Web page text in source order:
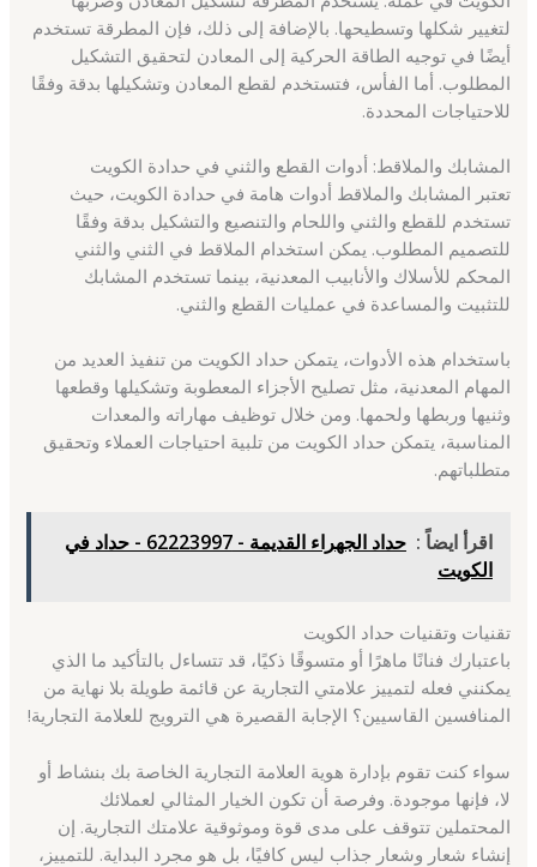
لتغيير شكلها وتسطيحها. بالإضافة إلى ذلك، فإن المطرقة تستخدم
أيضًا في توجيه الطاقة الحركية إلى المعادن لتحقيق التشكيل
المطلوب. أما الفأس، فتستخدم لقطع المعادن وتشكيلها بدقة وفقًا
للاحتياجات المحددة.
المشابك والملاقط: أدوات القطع والثني في حدادة الكويت
تعتبر المشابك والملاقط أدوات هامة في حدادة الكويت، حيث
تستخدم للقطع والثني واللحام والتنصيع والتشكيل بدقة وفقًا
للتصميم المطلوب. يمكن استخدام الملاقط في الثني والثني
المحكم للأسلاك والأنابيب المعدنية، بينما تستخدم المشابك
للتثبيت والمساعدة في عمليات القطع والثني.
باستخدام هذه الأدوات، يتمكن حداد الكويت من تنفيذ العديد من
المهام المعدنية، مثل تصليح الأجزاء المعطوبة وتشكيلها وقطعها
وثنيها وربطها ولحمها. ومن خلال توظيف مهاراته والمعدات
المناسبة، يتمكن حداد الكويت من تلبية احتياجات العملاء وتحقيق
متطلباتهم.
اقرأ ايضاً :
حداد الجهراء القديمة - 62223997 - حداد في
الكويت
تقنيات وتقنيات حداد الكويت
باعتبارك فنانًا ماهرًا أو متسوقًا ذكيًا، قد تتساءل بالتأكيد ما الذي
يمكنني فعله لتمييز علامتي التجارية عن قائمة طويلة بلا نهاية من
المنافسين القاسيين؟ الإجابة القصيرة هي الترويج للعلامة التجارية!
سواء كنت تقوم بإدارة هوية العلامة التجارية الخاصة بك بنشاط أو
لا، فإنها موجودة. وفرصة أن تكون الخيار المثالي لعملائك
المحتملين تتوقف على مدى قوة وموثوقية علامتك التجارية. إن
إنشاء شعار وشعار جذاب ليس كافيًا، بل هو مجرد البداية. للتمييز،